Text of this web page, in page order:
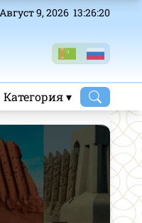
Август 9, 2026 13:26:21
Категория ▾